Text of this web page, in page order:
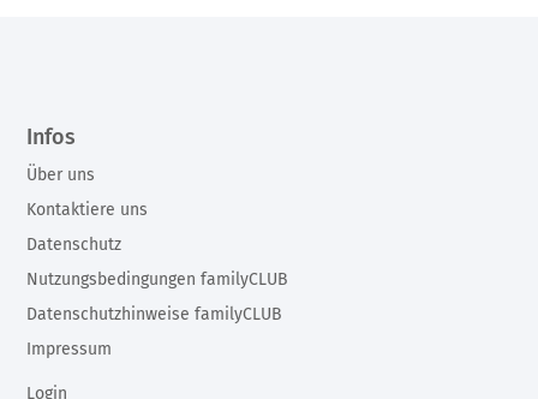
Infos
Über uns
Kontaktiere uns
Datenschutz
Nutzungsbedingungen familyCLUB
Datenschutzhinweise familyCLUB
Impressum
Login